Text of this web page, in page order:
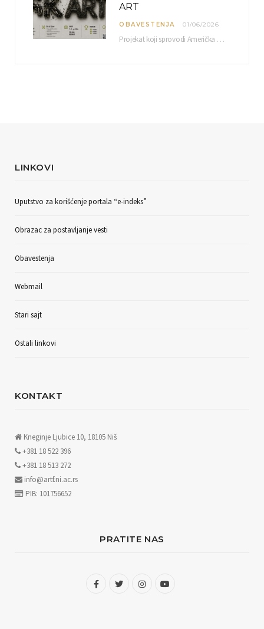
ART
OBAVESTENJA 01/06/2026
Projekat koji sprovodi Američka privredna komora uz podrŝku kompanije Philip Morris International, sa ciljem povezivanja…
LINKOVI
Uputstvo za korišćenje portala “e-indeks”
Obrazac za postavljanje vesti
Obavestenja
Webmail
Stari sajt
Ostali linkovi
KONTAKT
Kneginje Ljubice 10, 18105 Niš
+381 18 522 396
+381 18 513 272
info@artf.ni.ac.rs
PIB: 101756652
PRATITE NAS
F
T
I